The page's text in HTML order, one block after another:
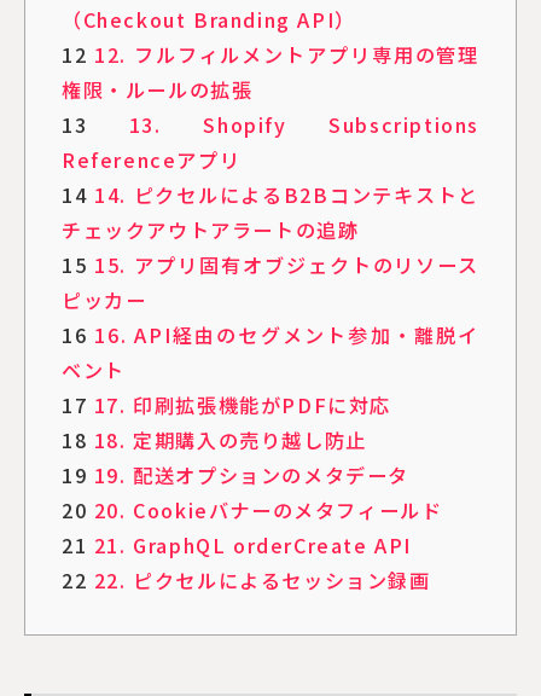
（Checkout Branding API）
12 12. フルフィルメントアプリ専用の管理
権限・ルールの拡張
13 13. Shopify Subscriptions
Referenceアプリ
14 14. ピクセルによるB2Bコンテキストと
チェックアウトアラートの追跡
15 15. アプリ固有オブジェクトのリソース
ピッカー
16 16. API経由のセグメント参加・離脱イ
ベント
17 17. 印刷拡張機能がPDFに対応
18 18. 定期購入の売り越し防止
19 19. 配送オプションのメタデータ
20 20. Cookieバナーのメタフィールド
21 21. GraphQL orderCreate API
22 22. ピクセルによるセッション録画